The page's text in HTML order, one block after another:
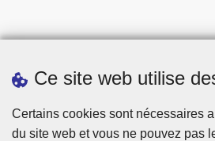
Ce site web utilise
Certains cookies sont nécessaires
du site web et vous ne pouvez pas